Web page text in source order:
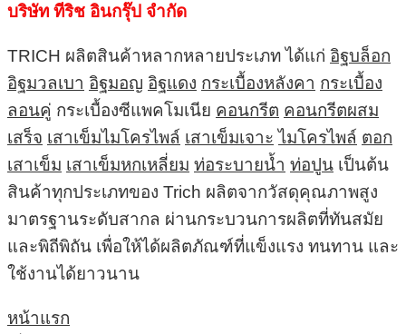
บริษัท ทีริช อินกรุ๊ป จำกัด
TRICH ผลิตสินค้าหลากหลายประเภท ได้แก่ อิฐบล็อก
อิฐมวลเบา อิฐมอญ อิฐแดง กระเบื้องหลังคา กระเบื้อง
ลอนคู่ กระเบื้องซีแพคโมเนีย คอนกรีต คอนกรีตผสม
เสร็จ เสาเข็มไมโครไพล์ เสาเข็มเจาะ ไมโครไพล์ ตอก
เสาเข็ม เสาเข็มหกเหลี่ยม ท่อระบายน้ำ ท่อปูน เป็นต้น
สินค้าทุกประเภทของ Trich ผลิตจากวัสดุคุณภาพสูง
มาตรฐานระดับสากล ผ่านกระบวนการผลิตที่ทันสมัย
และพิถีพิถัน เพื่อให้ได้ผลิตภัณฑ์ที่แข็งแรง ทนทาน และ
ใช้งานได้ยาวนาน
หน้าแรก